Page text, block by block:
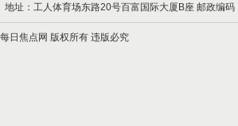
地址：工人体育场东路20号百富国际大厦B座 邮政编码
每日焦点网 版权所有 违版必究